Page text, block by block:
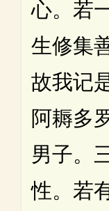
心。若
生修集
故我记
阿耨多
男子。
性。若